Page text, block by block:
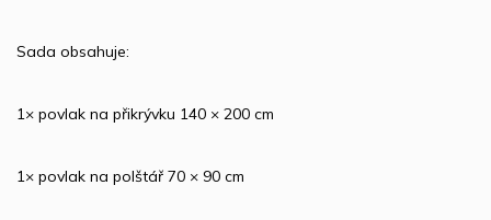
Sada obsahuje:
1× povlak na přikrývku 140 × 200 cm
1× povlak na polštář 70 × 90 cm